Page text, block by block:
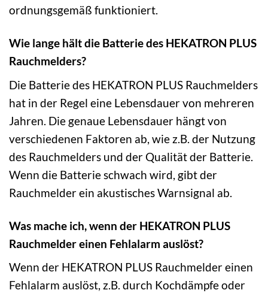
ordnungsgemäß funktioniert.
Wie lange hält die Batterie des HEKATRON PLUS
Rauchmelders?
Die Batterie des HEKATRON PLUS Rauchmelders
hat in der Regel eine Lebensdauer von mehreren
Jahren. Die genaue Lebensdauer hängt von
verschiedenen Faktoren ab, wie z.B. der Nutzung
des Rauchmelders und der Qualität der Batterie.
Wenn die Batterie schwach wird, gibt der
Rauchmelder ein akustisches Warnsignal ab.
Was mache ich, wenn der HEKATRON PLUS
Rauchmelder einen Fehlalarm auslöst?
Wenn der HEKATRON PLUS Rauchmelder einen
Fehlalarm auslöst, z.B. durch Kochdämpfe oder